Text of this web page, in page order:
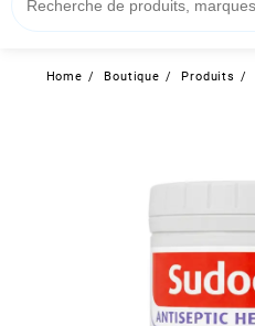
Home Boutique Produits